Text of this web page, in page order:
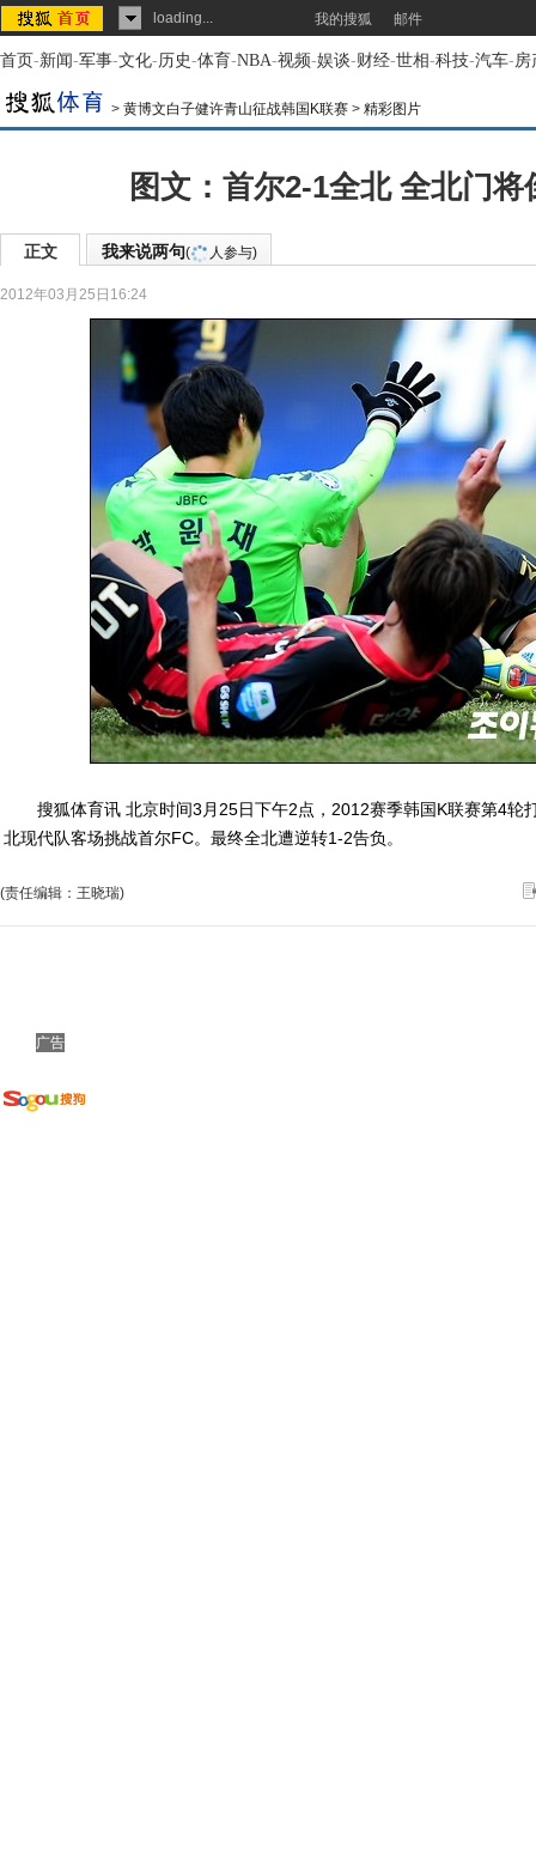
loading... 我的搜狐 邮件
首页-新闻-军事-文化-历史-体育-NBA-视频-娱谈-财经-世相-科技-汽车-房
> 黄博文白子健许青山征战韩国K联赛 > 精彩图片
图文：首尔2-1全北 全北门将
正文 我来说两句( 人参与)
2012年03月25日16:24
搜狐体育讯 北京时间3月25日下午2点，2012赛季韩国K联赛第4轮
北现代队客场挑战首尔FC。最终全北遭逆转1-2告负。
(责任编辑：王晓瑞)
广告